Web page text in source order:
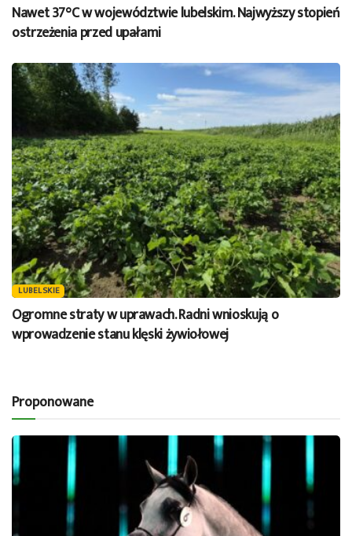
Nawet 37°C w województwie lubelskim. Najwyższy stopień
ostrzeżenia przed upałami
LUBELSKIE
Ogromne straty w uprawach. Radni wnioskują o
wprowadzenie stanu klęski żywiołowej
Proponowane